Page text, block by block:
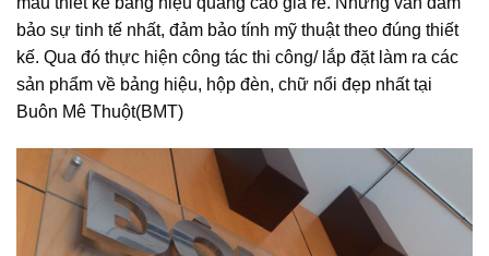
bảo sự tinh tế nhất, đảm bảo tính mỹ thuật theo đúng thiết
kế. Qua đó thực hiện công tác thi công/ lắp đặt làm ra các
sản phẩm về bảng hiệu, hộp đèn, chữ nổi đẹp nhất tại
Buôn Mê Thuột(BMT)